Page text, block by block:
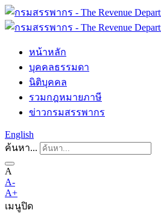
หน้าหลัก
บุคคลธรรมดา
นิติบุคคล
รวมกฎหมายภาษี
ข่าวกรมสรรพากร
English
ค้นหา...
A
A-
A+
เมนูปิด